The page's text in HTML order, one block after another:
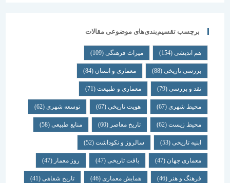
برچسب تقسیم‌بندی‌های موضوعی مقالات
هم اندیشی (154) میراث فرهنگی (109)
بررسی تاریخی (88) معماری و انسان (84)
نقد و بررسی (79) معماری و طبیعت (71)
محیط شهری(67) هویت تاریخی(67) توسعه شهری(62)
محیط زیست(62) تاریخ معاصر(60) منابع طبیعی(58)
ابنیه تاریخی(53) سالروز و نکوداشت(52)
معماری جهان (47) بافت تاریخی(47) روز معمار(47)
فرهنگ و هنر(46) همایش معماری (46) تاریخ شفاهی (41)